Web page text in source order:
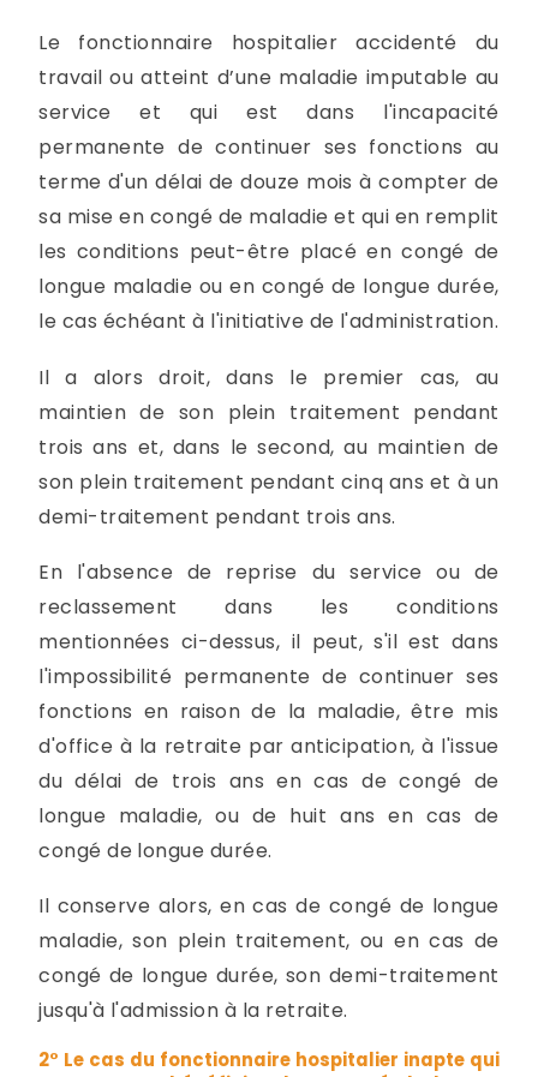
Le fonctionnaire hospitalier accidenté du
travail ou atteint d’une maladie imputable au
service et qui est dans l'incapacité
permanente de continuer ses fonctions au
terme d'un délai de douze mois à compter de
sa mise en congé de maladie et qui en remplit
les conditions peut-être placé en congé de
longue maladie ou en congé de longue durée,
le cas échéant à l'initiative de l'administration.
Il a alors droit, dans le premier cas, au
maintien de son plein traitement pendant
trois ans et, dans le second, au maintien de
son plein traitement pendant cinq ans et à un
demi-traitement pendant trois ans.
En l'absence de reprise du service ou de
reclassement dans les conditions
mentionnées ci-dessus, il peut, s'il est dans
l'impossibilité permanente de continuer ses
fonctions en raison de la maladie, être mis
d'office à la retraite par anticipation, à l'issue
du délai de trois ans en cas de congé de
longue maladie, ou de huit ans en cas de
congé de longue durée.
Il conserve alors, en cas de congé de longue
maladie, son plein traitement, ou en cas de
congé de longue durée, son demi-traitement
jusqu'à l'admission à la retraite.
2° Le cas du fonctionnaire hospitalier inapte qui